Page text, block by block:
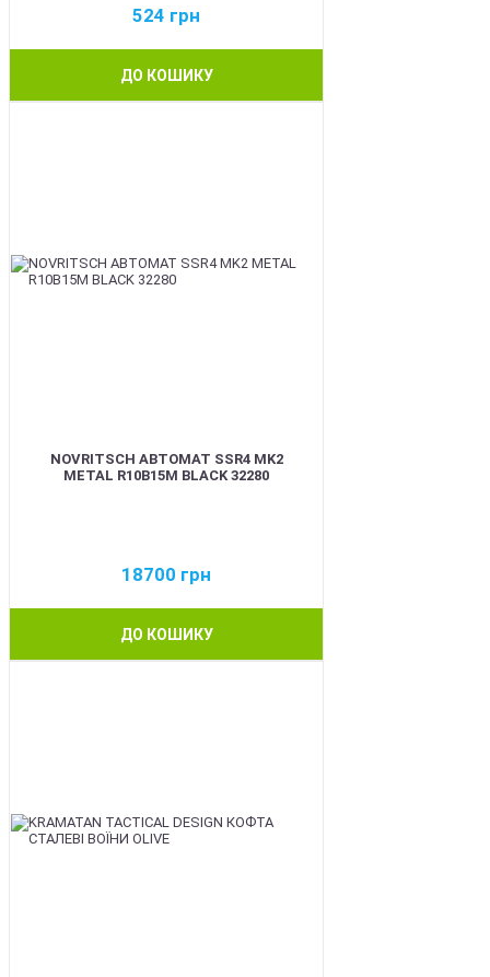
524 грн
ДО КОШИКУ
NOVRITSCH АВТОМАТ SSR4 MK2
METAL R10B15M BLACK 32280
18700 грн
ДО КОШИКУ